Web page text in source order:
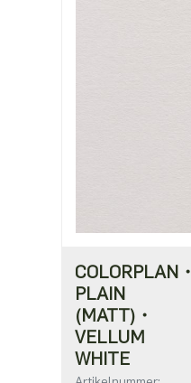
COLORPLAN・
PLAIN
(MATT)・
VELLUM
WHITE